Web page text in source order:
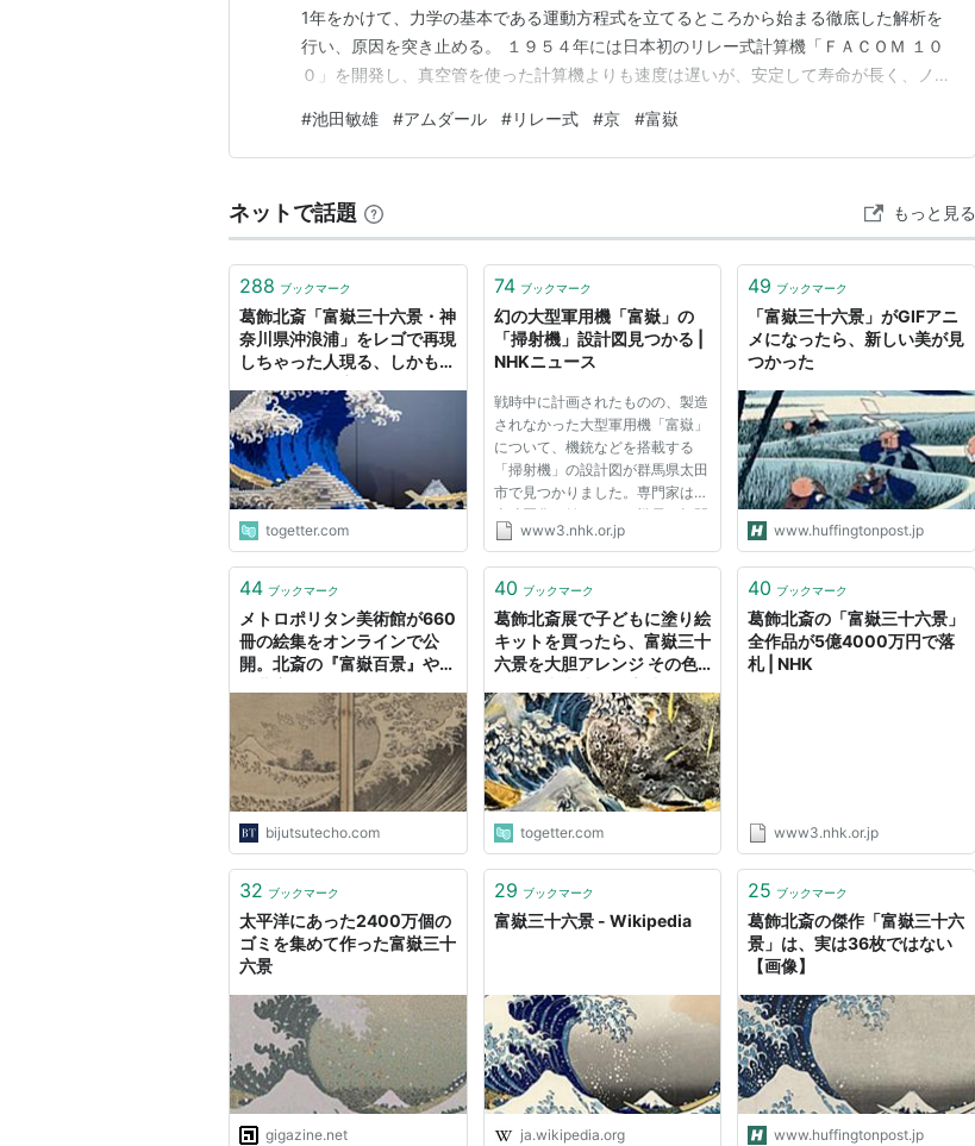
1年をかけて、力学の基本である運動方程式を立てるところから始まる徹底した解析を
行い、原因を突き止める。 １９５４年には日本初のリレー式計算機「ＦＡＣＯＭ １０
０」を開発し、真空管を使った計算機よりも速度は遅いが、安定して寿命が長く、ノー
た（現在ではものの数秒で計算できるという）。 ＊池田敏雄とFACOM１００ １９６
４年にコンピュータ業界のガリバー、ＩＢ…
#池田敏雄 #アムダール #リレー式 #京 #富嶽
ネットで話題 もっと見る
288 ブックマーク
葛飾北斎「富嶽三十六景・神
奈川県沖浪浦」をレゴで再現
しちゃった人現る、しかも平
迫力」
togetter.com
74 ブックマーク
幻の大型軍用機「富嶽」の
「掃射機」設計図見つかる |
NHKニュース
戦時中に計画されたものの、製造
されなかった大型軍用機「富嶽」
について、機銃などを搭載する
「掃射機」の設計図が群馬県太田
市で見つかりました。専門家は、
当時悪化し始めていた戦局を打開
するため、大型機の開発計画が具
貴重な資料だとしています。 今
載...
www3.nhk.or.jp
49 ブックマーク
「富嶽三十六景」がGIFアニ
メになったら、新しい美が見
つかった
www.huffingtonpost.jp
44 ブックマーク
メトロポリタン美術館が660
冊の絵集をオンラインで公
開。北斎の『富嶽百景』や
bijutsutecho.com
40 ブックマーク
葛飾北斎展で子どもに塗り絵
キットを買ったら、富嶽三十
六景を大胆アレンジ その色
ぎて、早速買いたがる人たち
が続出【追記あり】
togetter.com
40 ブックマーク
葛飾北斎の「富嶽三十六景」
全作品が5億4000万円で落
札 | NHK
www3.nhk.or.jp
32 ブックマーク
太平洋にあった2400万個の
ゴミを集めて作った富嶽三十
六景
gigazine.net
29 ブックマーク
富嶽三十六景 - Wikipedia
ja.wikipedia.org
25 ブックマーク
葛飾北斎の傑作「富嶽三十六
景」は、実は36枚ではない
【画像】
www.huffingtonpost.jp